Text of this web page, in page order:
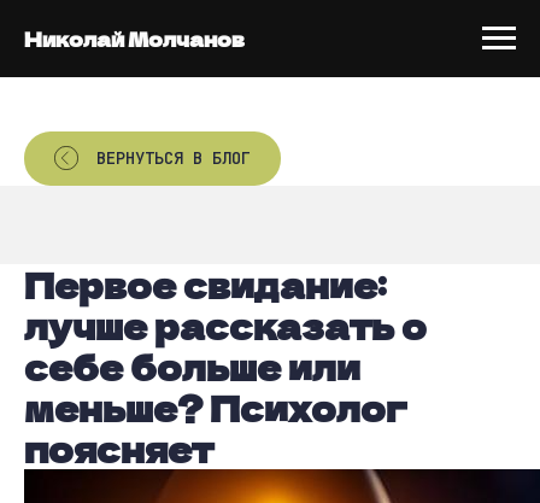
Николай Молчанов
ВЕРНУТЬСЯ В БЛОГ
Первое свидание:
лучше рассказать о
себе больше или
меньше? Психолог
поясняет